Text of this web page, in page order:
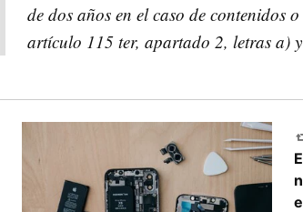
de dos años en el caso de contenidos
artículo 115 ter, apartado 2, letras a)